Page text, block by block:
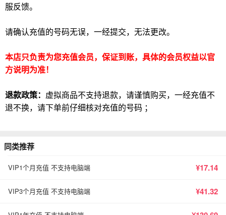
服反馈。
请确认充值的号码无误，一经提交，无法更改。
本店只负责为您充值会员，保证到账，具体的会员权益以官
方说明为准！
退款政策： 虚拟商品不支持退款，请谨慎购买，一经充值不
退不换，请下单前仔细核对充值的号码 ；
同类推荐
VIP1个月充值 不支持电脑端 ¥17.14
VIP3个月充值 不支持电脑端 ¥41.32